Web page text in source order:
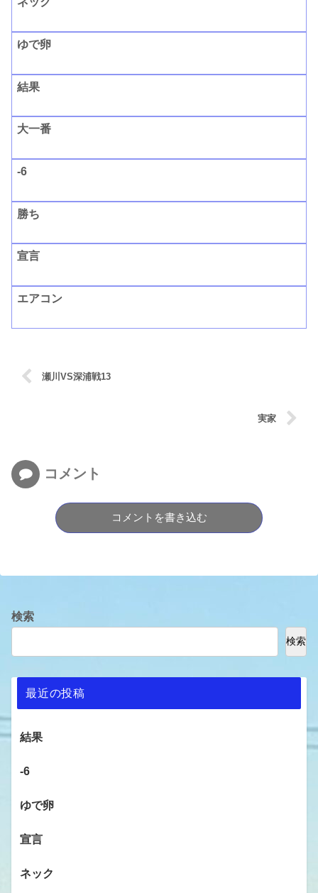
ゆで卵
結果
大一番
-6
勝ち
宣言
エアコン
瀬川VS深浦戦13
実家
コメント
コメントを書き込む
検索
検索
最近の投稿
結果
-6
ゆで卵
宣言
ネック